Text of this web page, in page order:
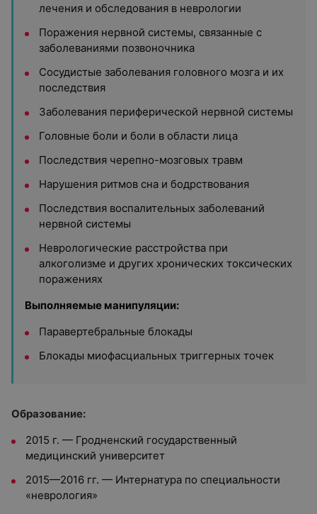
лечения и обследования в неврологии
Поражения нервной системы, связанные с
заболеваниями позвоночника
Сосудистые заболевания головного мозга и их
последствия
Заболевания периферической нервной системы
Головные боли и боли в области лица
Последствия черепно-мозговых травм
Нарушения ритмов сна и бодрствования
Последствия воспалительных заболеваний
нервной системы
Неврологические расстройства при
алкоголизме и других хронических токсических
поражениях
Выполняемые манипуляции:
Паравертебральные блокады
Блокады миофасциальных триггерных точек
Oбразование:
2015 г. — Гродненский государственный
медицинский университет
2015—2016 гг. — Интернатура по специальности
«неврология»